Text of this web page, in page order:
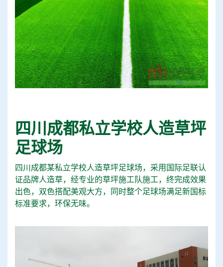
四川成都私立学校人造草坪
足球场
四川成都某私立学校人造草坪足球场，采用国际足联认
证品牌人造草，经专业的草坪施工队施工，终完成效果
出色，双色搭配美观大方，同时整个足球场满足新国标
标准要求，环保无味。